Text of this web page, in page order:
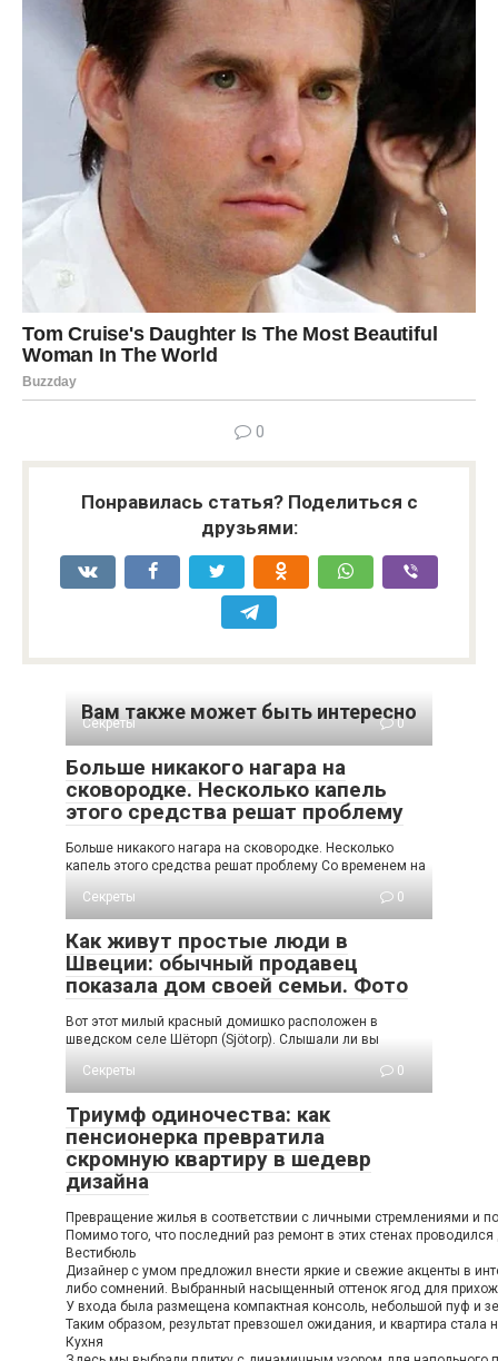
0
Понравилась статья? Поделиться с
друзьями:
Вам также может быть интересно
Секреты 0
Больше никакого нагара на
сковородке. Несколько капель
этого средства решат проблему
Больше никакого нагара на сковородке. Несколько
капель этого средства решат проблему Со временем на
Секреты
0
Как живут простые люди в
Швеции: обычный продавец
показала дом своей семьи. Фото
Вот этот милый красный домишко расположен в
шведском селе Шёторп (Sjötorp). Слышали ли вы
Секреты
0
Триумф одиночества: как
пенсионерка превратила
скромную квартиру в шедевр
дизайна
Превращение жилья в соответствии с личными стремлениями и
Помимо того, что последний раз ремонт в этих стенах
Вестибюль
Дизайнер с умом предложил внести яркие и свежие акценты в
либо сомнений. Выбранный насыщенный оттенок ягод для
У входа была размещена компактная консоль, небольшой пуф и
Таким образом, результат превзошел ожидания, и квартира
Кухня